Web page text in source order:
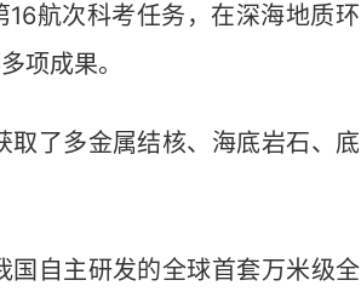
航次科考任务，在深海地质环
项成果。
了多金属结核、海底岩石、底
自主研发的全球首套万米级全